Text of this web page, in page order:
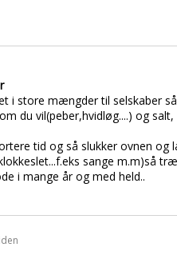
i store mængder til selskaber
du vil(peber,hvidløg....) og
tid og så slukker ovnen
sange m.m)så
i mange år og med held..